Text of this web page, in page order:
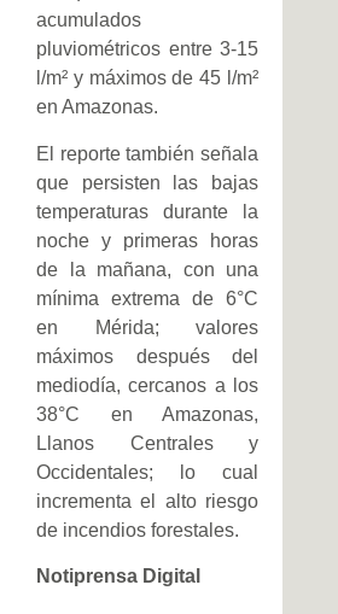
acumulados
pluviométricos entre 3-15
l/m² y máximos de 45 l/m²
en Amazonas.
El reporte también señala
que persisten las bajas
temperaturas durante la
noche y primeras horas
de la mañana, con una
mínima extrema de 6°C
en Mérida; valores
máximos después del
mediodía, cercanos a los
38°C en Amazonas,
Llanos Centrales y
Occidentales; lo cual
incrementa el alto riesgo
de incendios forestales.
Notiprensa Digital